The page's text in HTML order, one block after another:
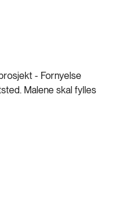
- Fornyelse
Malene skal fylles